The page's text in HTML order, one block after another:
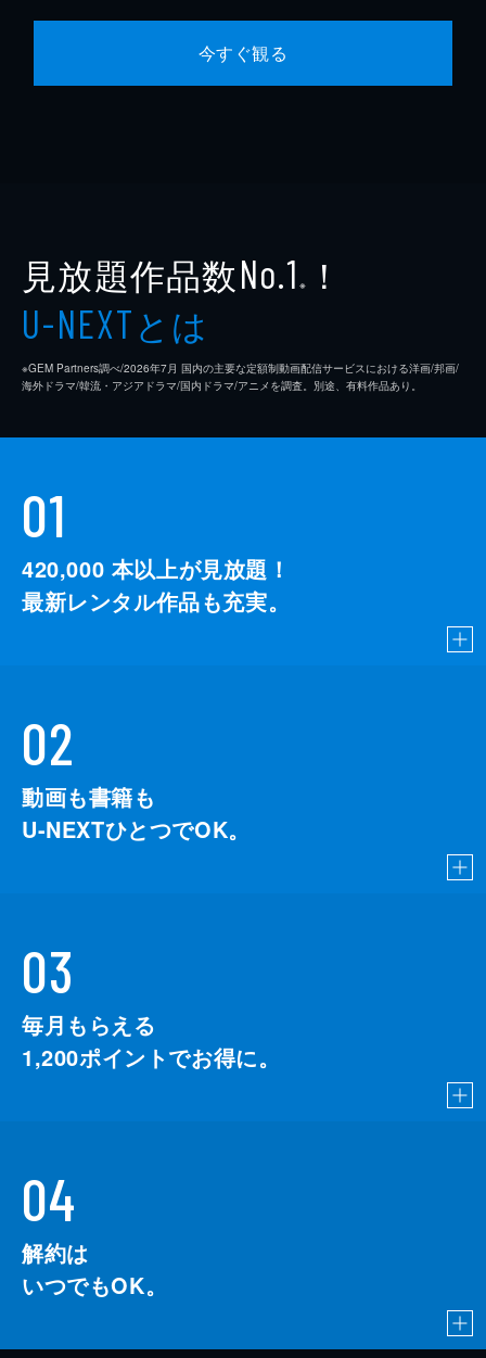
今すぐ観る
見放題作品数No.1 ※ ！
U-NEXTとは
※GEM Partners調べ/2026年7⽉ 国内の主要な定額制動画配信サービスにおける洋画/邦画/
海外ドラマ/韓流・アジアドラマ/国内ドラマ/アニメを調査。別途、有料作品あり。
01
420,000 本以上が見放題！
最新レンタル作品も充実。
02
動画も書籍も
U-NEXTひとつでOK。
03
毎月もらえる
1,200ポイントでお得に。
04
解約は
いつでもOK。